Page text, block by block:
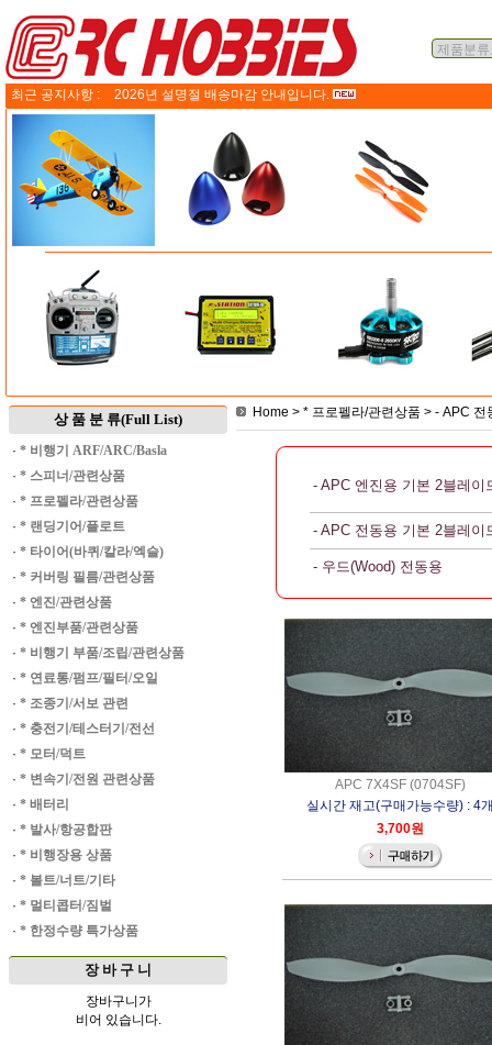
최근 공지사항 : 2026년 설명절 배송마감 안내입니다.
상 품 분 류(Full List)
· * 비행기 ARF/ARC/Basla
· * 스피너/관련상품
· * 프로펠라/관련상품
· * 랜딩기어/플로트
· * 타이어(바퀴/칼라/엑슬)
· * 커버링 필름/관련상품
· * 엔진/관련상품
· * 엔진부품/관련상품
· * 비행기 부품/조립/관련상품
· * 연료통/펌프/필터/오일
· * 조종기/서보 관련
· * 충전기/테스터기/전선
· * 모터/덕트
· * 변속기/전원 관련상품
· * 배터리
· * 발사/항공합판
· * 비행장용 상품
· * 볼트/너트/기타
· * 멀티콥터/짐벌
· * 한정수량 특가상품
장 바 구 니
장바구니가
비어 있습니다.
Home > * 프로펠라/관련상품 > - APC 전
- APC 엔진용 기본 2블레이
- APC 전동용 기본 2블레이
- 우드(Wood) 전동용
APC 7X4SF (0704SF)
실시간 재고(구매가능수량) : 4
3,700원